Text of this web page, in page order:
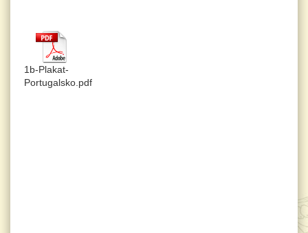
1b-Plakat-
Portugalsko.pdf